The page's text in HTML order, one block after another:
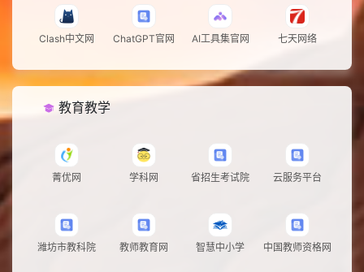
Clash中文网 ChatGPT官网 AI工具集官网 七天网络
教育教学
菁优网 学科网 省招生考试院 云服务平台
潍坊市教科院 教师教育网 智慧中小学 中国教师资格网